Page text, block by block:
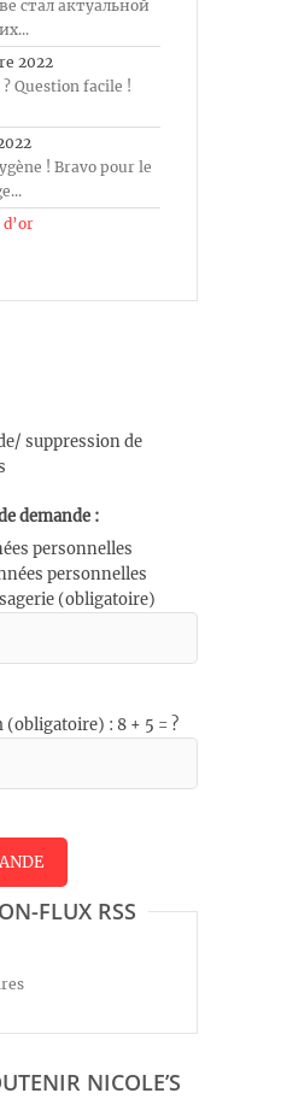
стал актуальной
2022
Question facile !
! Bravo pour le
suppression de
demande :
personnelles
personnelles
(obligatoire)
: 8 + 5 = ?
FLUX RSS
NICOLE’S